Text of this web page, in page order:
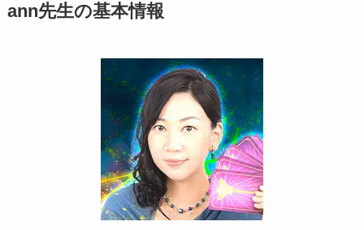
ann先生の基本情報